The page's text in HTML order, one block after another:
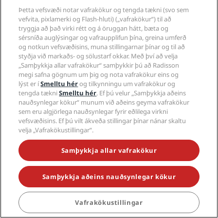
Vinsælir staðir
Flýtislóðir
Ferðaatvinnumenn
Fyrirtæki
Lagalegt
Hjálp
Samfélagsmiðlar
Hótel undir vörumerki Radisson
facebookwhatsapp
pinterest
threads
twitterlinkedin
Þetta vefsvæði notar vafrakökur og tengda tækni (svo sem
vefvita, pixlamerki og Flash-hluti) („vafrakökur“) til að
tryggja að það virki rétt og á öruggan hátt, bæta og
sérsníða auglýsingar og vafraupplifun þína, greina umferð
og notkun vefsvæðisins, muna stillingarnar þínar og til að
styðja við markaðs- og sölustarf okkar. Með því að velja
„Samþykkja allar vafrakökur“ samþykkir þú að Radisson
megi safna gögnum um þig og nota vafrakökur eins og
lýst er íSmelltu hérog tilkynningu um vafrakökur og
tengda tækniSmelltu hér. Ef þú velur „Samþykkja aðeins
nauðsynlegar kökur“ munum við aðeins geyma vafrakökur
sem eru algjörlega nauðsynlegar fyrir eðlilega virkni
vefsvæðisins. Ef þú vilt ákveða stillingar þínar nánar skaltu
velja „Vafrakökustillingar“.
Samþykkja allar vafrakökur
Samþykkja aðeins nauðsynlegar kökur
Vafrakökustillingar